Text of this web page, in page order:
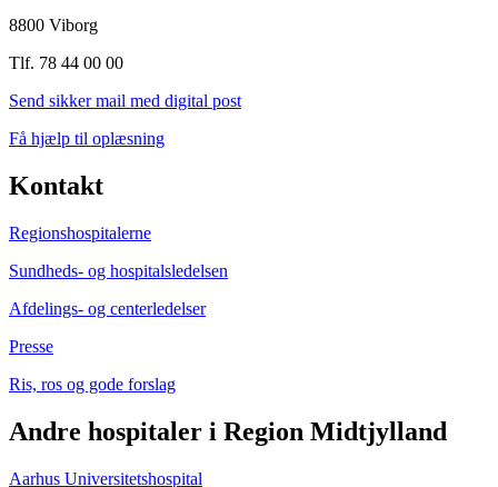
8800 Viborg
Tlf. 78 44 00 00
Send sikker mail med digital post
Få hjælp til oplæsning
Kontakt
Regionshospitalerne
Sundheds- og hospitalsledelsen
Afdelings- og centerledelser
Presse
Ris, ros og gode forslag
Andre hospitaler i Region Midtjylland
Aarhus Universitetshospital